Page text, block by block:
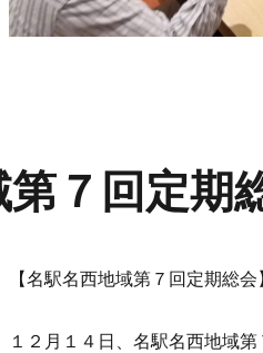
７回定期
【名駅名西地域第７回定期総会】
１２月１４日、名駅名西地域